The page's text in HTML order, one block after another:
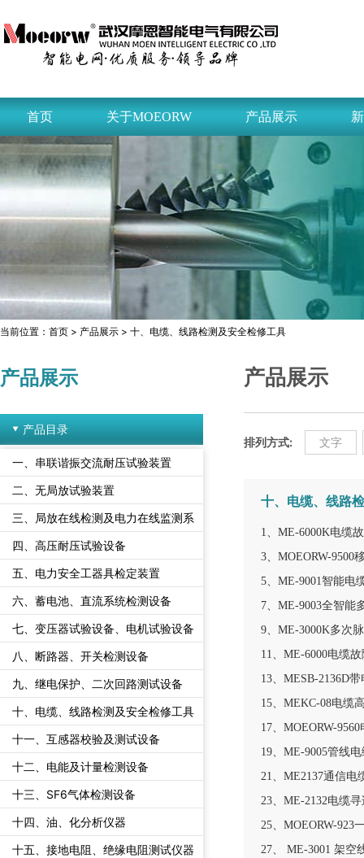
首页 关于MOEORW 产品展示
当前位置： 首页 > 产品展示 > 十、电缆、线路检测及安全检修工具
产品展示
产品目录
一、串联谐振交流耐压试验装置
二、无局放试验装置
三、局放在线检测及电力在线监测系
四、高压耐压试验设备
五、电力安全工器具检定装置
六、蓄电池、直流系统检测设备
七、变压器试验设备、电机试验设备
八、断路器、开关检测设备
九、继电保护、二次回路测试设备
十、电缆、线路检测及安全检修工具
十一、互感器校验及测试设备
十二、电能及计量检测设备
十三、SF6气体检测设备
十四、油、化分析仪器
十五、接地电阻、绝缘电阻测试仪器
产品展示
排列方式: 文字
十、电缆、线路
1、ME-6000K电缆
3、MOEORW-9500
5、ME-9001智能电
7、ME-9003全智能
9、ME-3000K多次
11、ME-6000电缆
13、MESB-2136D
15、MEKC-08电缆
17、MOEORW-
19、ME-9005管线
21、ME2137通信电
23、ME-2132电缆
25、MOEORW-923
27、 ME-3001 架空